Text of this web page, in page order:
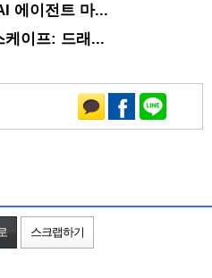
에이전트 마...
케이프: 드래...
스크랩하기